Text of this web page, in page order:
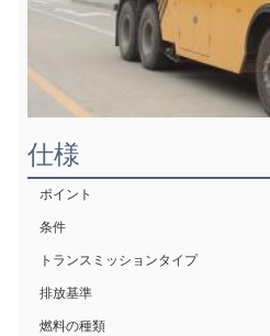
仕様
ポイント
条件
トランスミッションタイプ
排放基準
燃料の種類